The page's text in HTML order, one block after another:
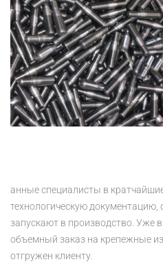
анные специалисты в
технологическую
запускают в производство. Уже
объемный заказ на крепежные
отгружен клиенту.